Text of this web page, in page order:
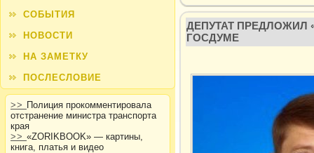
СОБЫТИЯ
НОВОСТИ
НА ЗАМЕТКУ
ПОСЛЕСЛОВИЕ
>> Полиция прокомментировала
отстранение министра транспорта
края
>> «ZORIKBOOK» — картины,
книга, платья и видео
ДЕПУТАТ ПРЕДЛОЖИЛ
ГОСДУМЕ